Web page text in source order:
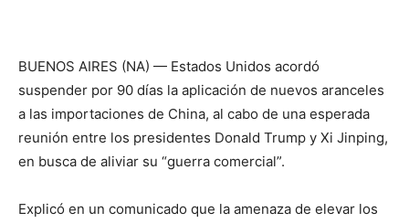
BUENOS AIRES (NA) — Estados Unidos acordó
suspender por 90 días la aplicación de nuevos aranceles
a las importaciones de China, al cabo de una esperada
reunión entre los presidentes Donald Trump y Xi Jinping,
en busca de aliviar su “guerra comercial”.
Explicó en un comunicado que la amenaza de elevar los